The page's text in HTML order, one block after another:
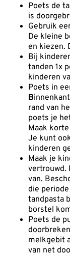
Poets de
is
Gebruik
De kleine
en kiezen.
Bij
tanden 1x
kinderen
Poets in
B
rand van
poets je
Maak
Je kunt
kinderen
Maak je
vertrouwd.
van.
die
tandpasta
borstel
Poets de
melkgebit
van net